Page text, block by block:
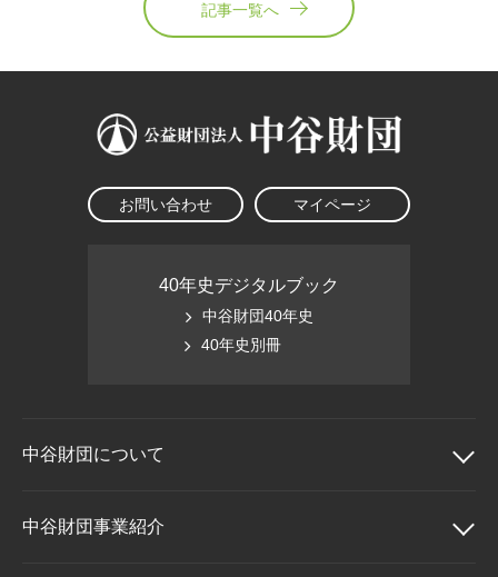
記事一覧へ
お問い合わせ マイページ
40年史デジタルブック
中谷財団40年史
40年史別冊
中谷財団について
中谷財団について
中谷財団事業紹介